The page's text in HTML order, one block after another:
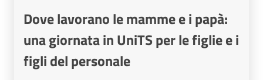
Dove lavorano le mamme e i papà:
una giornata in UniTS per le figlie e i
figli del personale